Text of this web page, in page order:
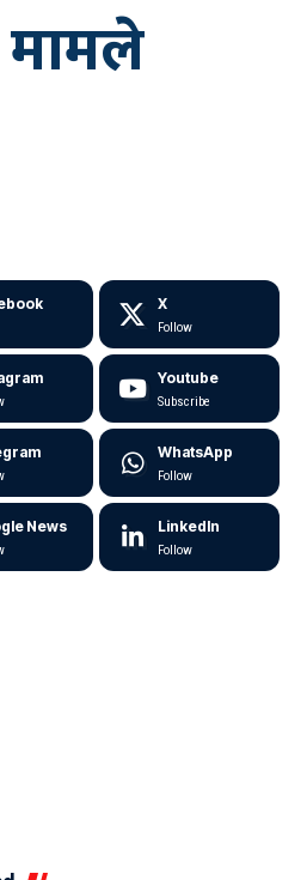
मामले
X
Follow
Youtube
Subscribe
WhatsApp
Follow
News LinkedIn
Follow